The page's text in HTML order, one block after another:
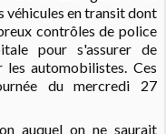
véhicules en transit dont
contrôles de police
pour s'assurer de
automobilistes. Ces
du mercredi 27
auquel on ne saurait